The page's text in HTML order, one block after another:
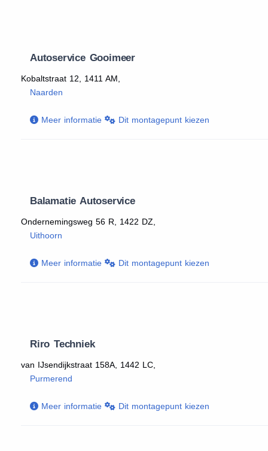
Autoservice Gooimeer
Kobaltstraat 12, 1411 AM,
Naarden
Meer informatie Dit montagepunt kiezen
Balamatie Autoservice
Ondernemingsweg 56 R, 1422 DZ,
Uithoorn
Meer informatie Dit montagepunt kiezen
Riro Techniek
van IJsendijkstraat 158A, 1442 LC,
Purmerend
Meer informatie Dit montagepunt kiezen